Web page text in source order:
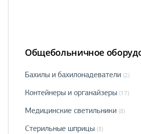
Общебольничное
Бахилы и бахилонадеватели (2)
Контейнеры и органайзеры (17)
Медицинские светильники (8)
Стерильные шприцы (3)